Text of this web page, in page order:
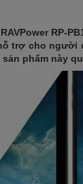
RP-
trợ cho người
phẩm này